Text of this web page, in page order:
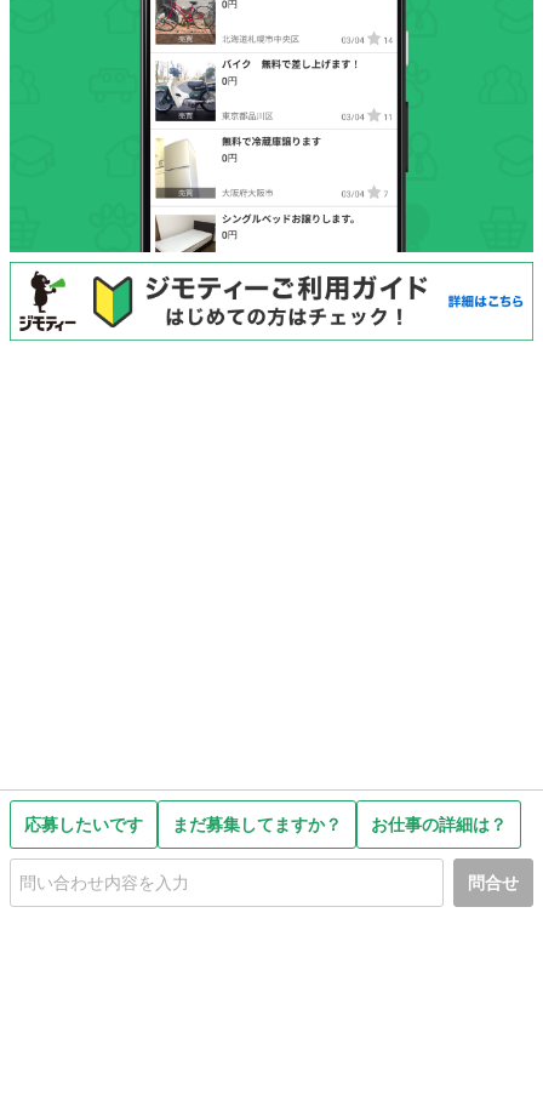
応募したいです まだ募集してますか？ お仕事の詳細は？
問合せ